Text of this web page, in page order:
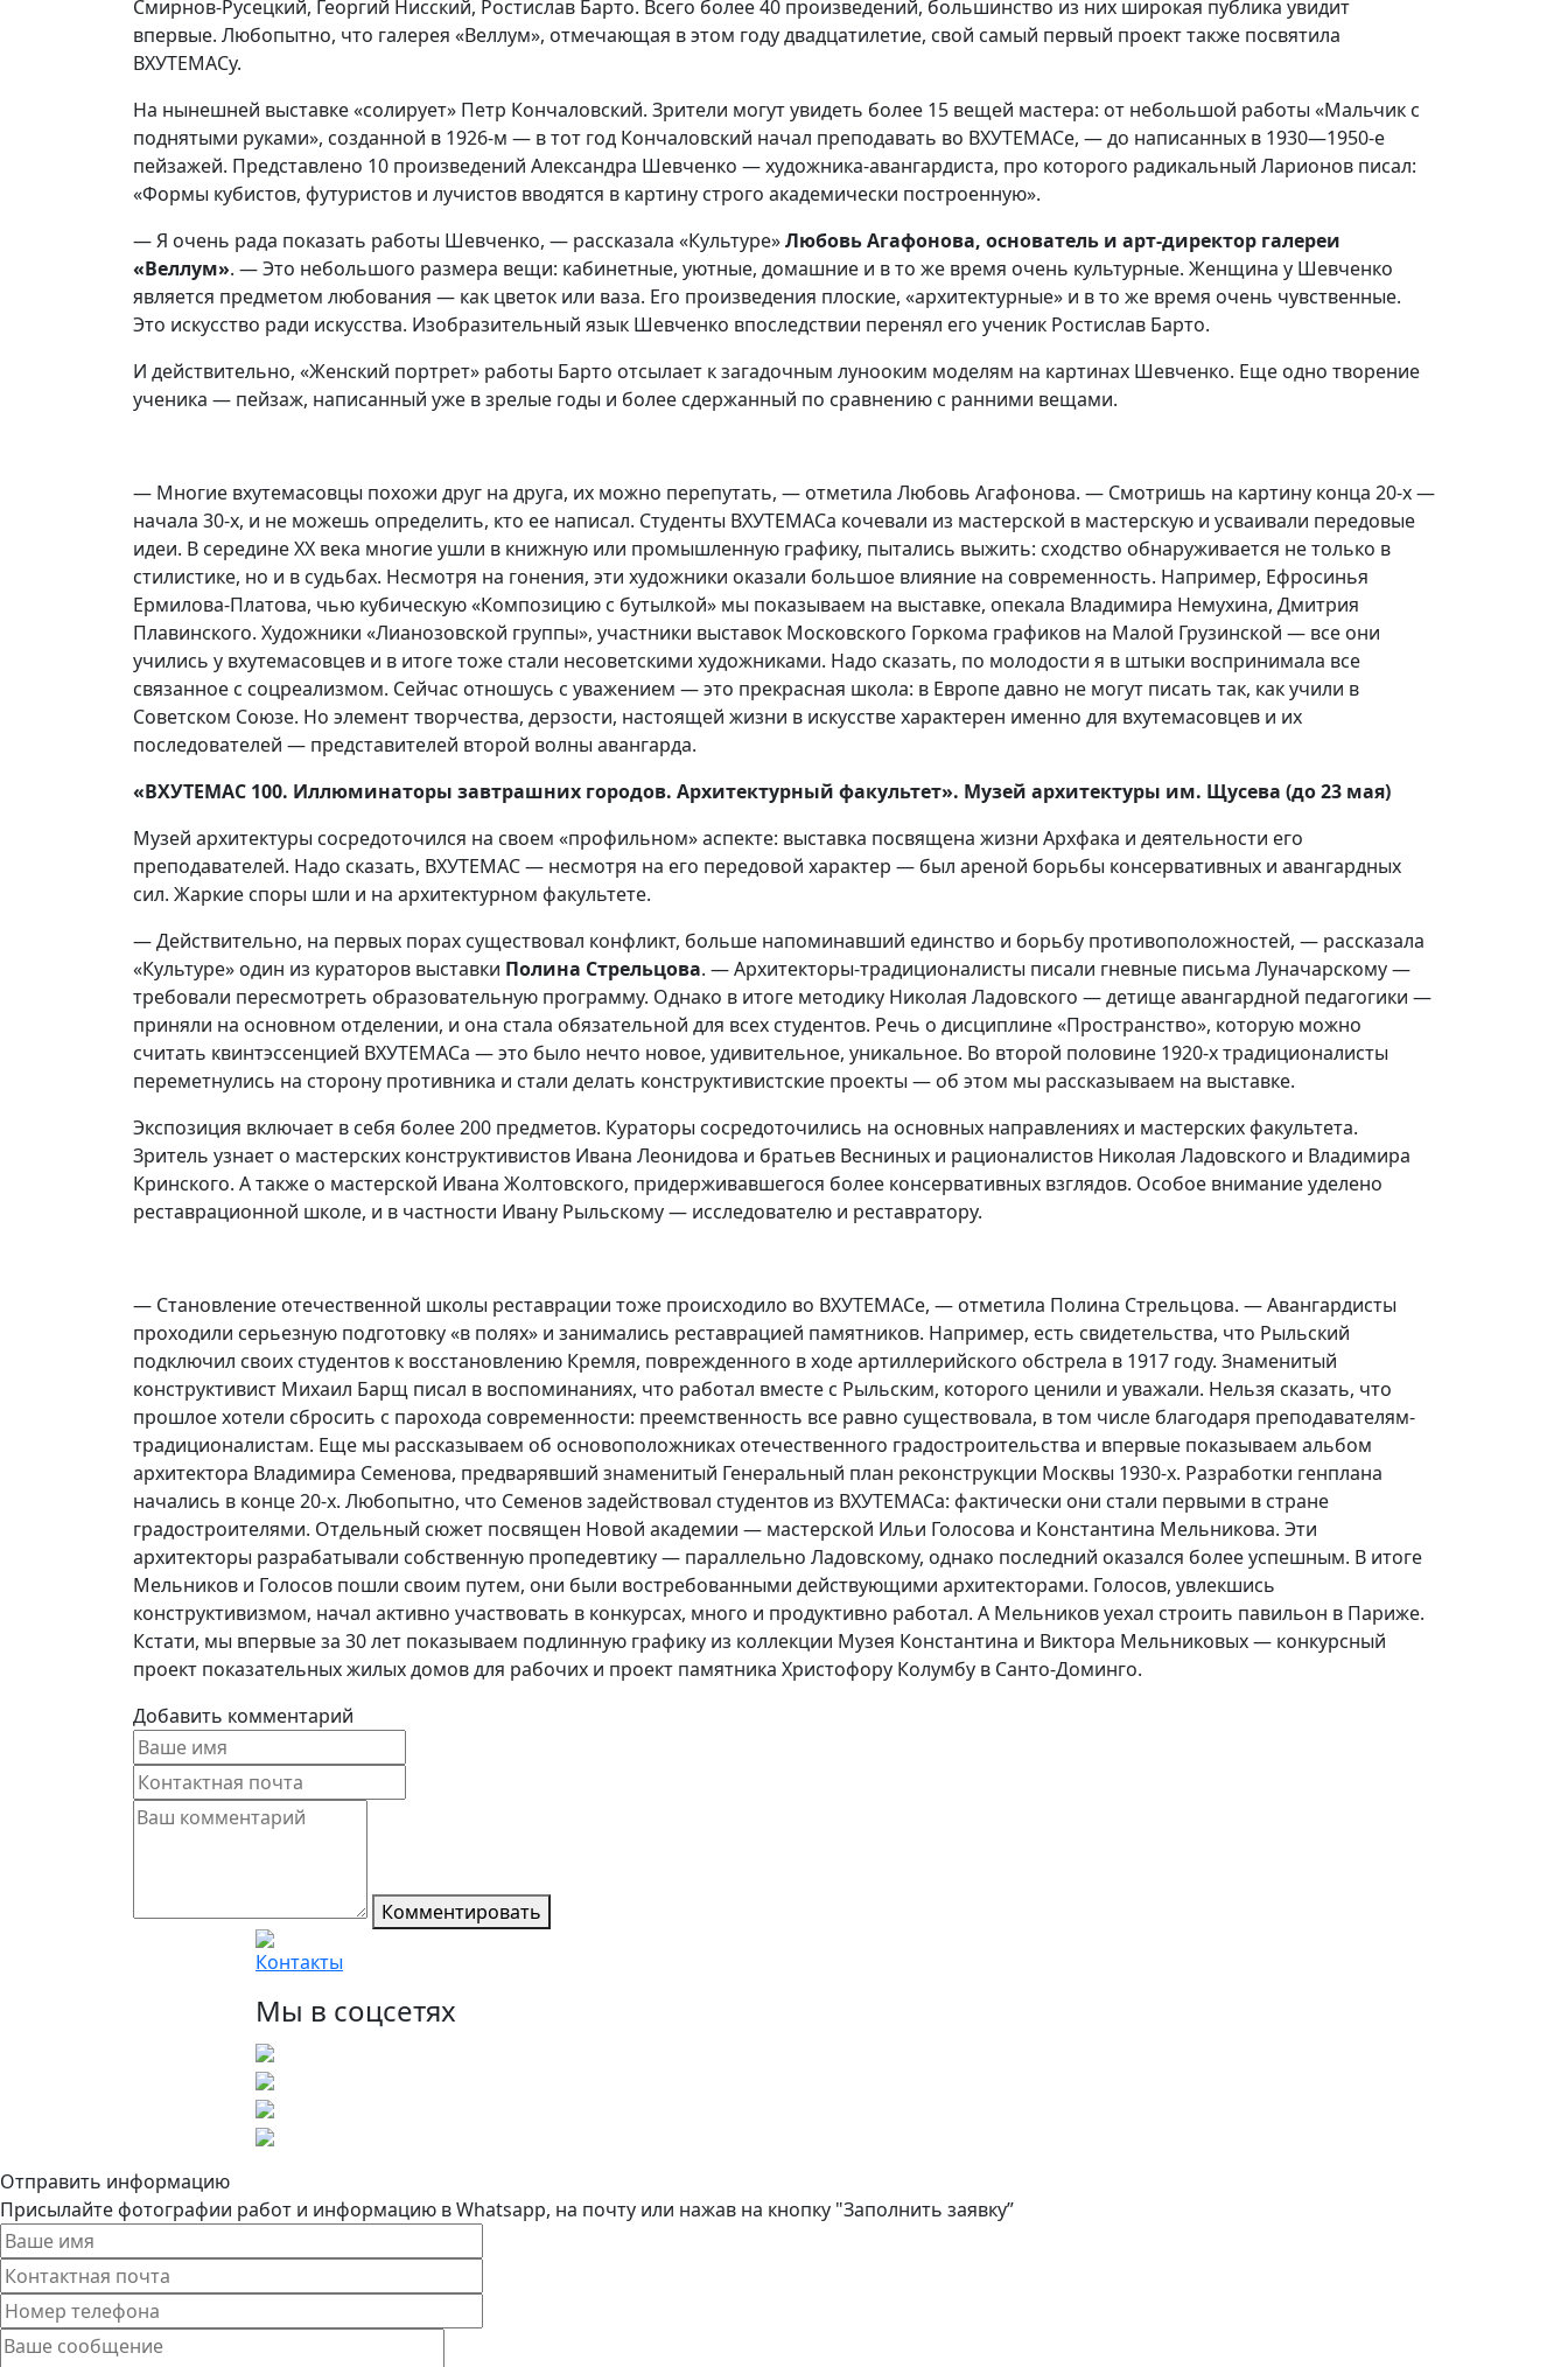
Смирнов-Русецкий, Георгий Нисский, Ростислав Барто. Всего более 40 произведений, большинство из них широкая публика увидит
впервые. Любопытно, что галерея «Веллум», отмечающая в этом году двадцатилетие, свой самый первый проект также посвятила
ВХУТЕМАСу.
На нынешней выставке «солирует» Петр Кончаловский. Зрители могут увидеть более 15 вещей мастера: от небольшой работы «Мальчик с
поднятыми руками», созданной в 1926-м — в тот год Кончаловский начал преподавать во ВХУТЕМАСе, — до написанных в 1930—1950-е
пейзажей. Представлено 10 произведений Александра Шевченко — художника-авангардиста, про которого радикальный Ларионов писал:
«Формы кубистов, футуристов и лучистов вводятся в картину строго академически построенную».
— Я очень рада показать работы Шевченко, — рассказала «Культуре»Любовь Агафонова, основатель и арт-директор галереи
«Веллум». — Это небольшого размера вещи: кабинетные, уютные, домашние и в то же время очень культурные. Женщина у Шевченко
является предметом любования — как цветок или ваза. Его произведения плоские, «архитектурные» и в то же время очень чувственные.
Это искусство ради искусства. Изобразительный язык Шевченко впоследствии перенял его ученик Ростислав Барто.
И действительно, «Женский портрет» работы Барто отсылает к загадочным лунооким моделям на картинах Шевченко. Еще одно творение
ученика — пейзаж, написанный уже в зрелые годы и более сдержанный по сравнению с ранними вещами.
— Многие вхутемасовцы похожи друг на друга, их можно перепутать, — отметила Любовь Агафонова. — Смотришь на картину конца 20-х —
начала 30-х, и не можешь определить, кто ее написал. Студенты ВХУТЕМАСа кочевали из мастерской в мастерскую и усваивали передовые
идеи. В середине XX века многие ушли в книжную или промышленную графику, пытались выжить: сходство обнаруживается не только в
стилистике, но и в судьбах. Несмотря на гонения, эти художники оказали большое влияние на современность. Например, Ефросинья
Ермилова-Платова, чью кубическую «Композицию с бутылкой» мы показываем на выставке, опекала Владимира Немухина, Дмитрия
Плавинского. Художники «Лианозовской группы», участники выставок Московского Горкома графиков на Малой Грузинской — все они
учились у вхутемасовцев и в итоге тоже стали несоветскими художниками. Надо сказать, по молодости я в штыки воспринимала все
связанное с соцреализмом. Сейчас отношусь с уважением — это прекрасная школа: в Европе давно не могут писать так, как учили в
Советском Союзе. Но элемент творчества, дерзости, настоящей жизни в искусстве характерен именно для вхутемасовцев и их
последователей — представителей второй волны авангарда.
«ВХУТЕМАС 100. Иллюминаторы завтрашних городов. Архитектурный факультет». Музей архитектуры им. Щусева (до 23 мая)
Музей архитектуры сосредоточился на своем «профильном» аспекте: выставка посвящена жизни Архфака и деятельности его
преподавателей. Надо сказать, ВХУТЕМАС — несмотря на его передовой характер — был ареной борьбы консервативных и авангардных
сил. Жаркие споры шли и на архитектурном факультете.
— Действительно, на первых порах существовал конфликт, больше напоминавший единство и борьбу противоположностей, — рассказала
«Культуре» один из кураторов выставки Полина Стрельцова. — Архитекторы-традиционалисты писали гневные письма Луначарскому—
требовали пересмотреть образовательную программу. Однако в итоге методику Николая Ладовского — детище авангардной педагогики —
приняли на основном отделении, и она стала обязательной для всех студентов. Речь о дисциплине «Пространство», которую можно
считать квинтэссенцией ВХУТЕМАСа — это было нечто новое, удивительное, уникальное. Во второй половине 1920-х традиционалисты
переметнулись на сторону противника и стали делать конструктивистские проекты — об этом мы рассказываем на выставке.
Экспозиция включает в себя более 200 предметов. Кураторы сосредоточились на основных направлениях и мастерских факультета.
Зритель узнает о мастерских конструктивистов Ивана Леонидова и братьев Весниных и рационалистов Николая Ладовского и Владимира
Кринского. А также о мастерской Ивана Жолтовского, придерживавшегося более консервативных взглядов. Особое внимание уделено
реставрационной школе, и в частности Ивану Рыльскому — исследователю и реставратору.
— Становление отечественной школы реставрации тоже происходило во ВХУТЕМАСе, — отметила Полина Стрельцова. — Авангардисты
проходили серьезную подготовку «в полях» и занимались реставрацией памятников. Например, есть свидетельства, что Рыльский
подключил своих студентов к восстановлению Кремля, поврежденного в ходе артиллерийского обстрела в 1917 году. Знаменитый
конструктивист Михаил Барщ писал в воспоминаниях, что работал вместе с Рыльским, которого ценили и уважали. Нельзя сказать, что
прошлое хотели сбросить с парохода современности: преемственность все равно существовала, в том числе благодаря преподавателям-
традиционалистам. Еще мы рассказываем об основоположниках отечественного градостроительства и впервые показываем альбом
архитектора Владимира Семенова, предварявший знаменитый Генеральный план реконструкции Москвы 1930-х. Разработки генплана
начались в конце 20-х. Любопытно, что Семенов задействовал студентов из ВХУТЕМАСа: фактически они стали первыми в стране
градостроителями. Отдельный сюжет посвящен Новой академии — мастерской Ильи Голосова и Константина Мельникова. Эти
архитекторы разрабатывали собственную пропедевтику — параллельно Ладовскому, однако последний оказался более успешным. В итоге
Мельников и Голосов пошли своим путем, они были востребованными действующими архитекторами. Голосов, увлекшись
конструктивизмом, начал активно участвовать в конкурсах, много и продуктивно работал. А Мельников уехал строить павильон в Париже.
Кстати, мы впервые за 30 лет показываем подлинную графику из коллекции Музея Константина и Виктора Мельниковых — конкурсный
проект показательных жилых домов для рабочих и проект памятника Христофору Колумбу в Санто-Доминго.
Добавить комментарий
Комментировать
Контакты
Мы в соцсетях
Отправить информацию
Присылайте фотографии работ и информацию в Whatsapp, на почту или нажав на кнопку "Заполнить заявку”